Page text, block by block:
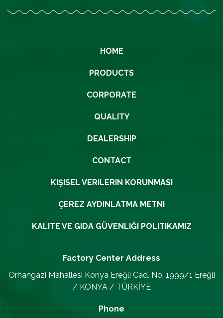
HOME
PRODUCTS
CORPORATE
QUALITY
DEALERSHIP
CONTACT
KIŞISEL VERILERIN KORUNMASI
ÇEREZ AYDINLATMA METNI
KALITE VE GIDA GÜVENLIĞI POLITIKAMIZ
Factory Center Address
Orhangazi Mahallesi Konya Ereğli Cad. No: 1999/1 Ereğli
/ KONYA / TÜRKİYE
Phone